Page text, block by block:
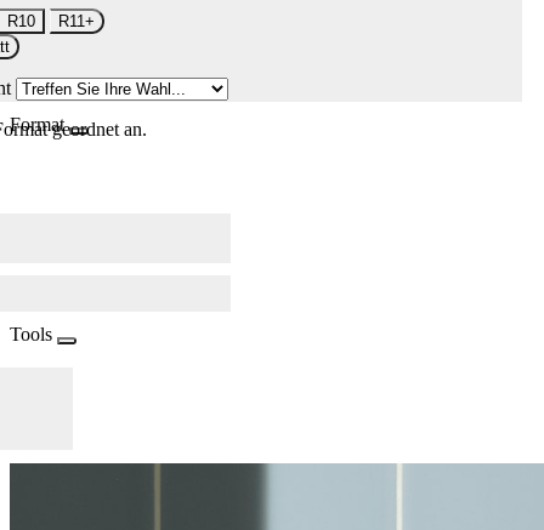
R10
R11+
Formatgeordnet an.
Tools